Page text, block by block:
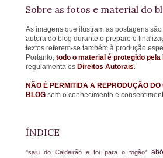
Sobre as fotos e material do
As imagens que ilustram as postagens
autora do blog durante o preparo e
textos referem-se também à produção
Portanto, todo o material é protegido pela
regulamenta os Direitos Autorais.
NÃO É PERMITIDA A REPRODUÇÃO
BLOG sem o conhecimento e
ÍNDICE
"saiu do Caldeirão e foi para o fogão"